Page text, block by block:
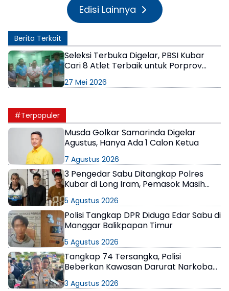
Edisi Lainnya
Berita Terkait
Seleksi Terbuka Digelar, PBSI Kubar
Cari 8 Atlet Terbaik untuk Porprov
27 Mei 2026
#Terpopuler
Musda Golkar Samarinda Digelar
Agustus, Hanya Ada 1 Calon Ketua
7 Agustus 2026
3 Pengedar Sabu Ditangkap Polres
Kubar di Long Iram, Pemasok Masih
5 Agustus 2026
Polisi Tangkap DPR Diduga Edar Sabu di
Manggar Balikpapan Timur
5 Agustus 2026
Tangkap 74 Tersangka, Polisi
Beberkan Kawasan Darurat Narkoba
3 Agustus 2026